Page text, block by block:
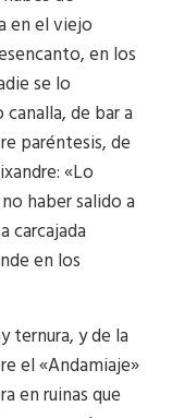
en el viejo
en los
se lo
de bar a
paréntesis, de
«Lo
haber salido a
carcajada
en los
ternura, y de la
el «Andamiaje»
en ruinas que